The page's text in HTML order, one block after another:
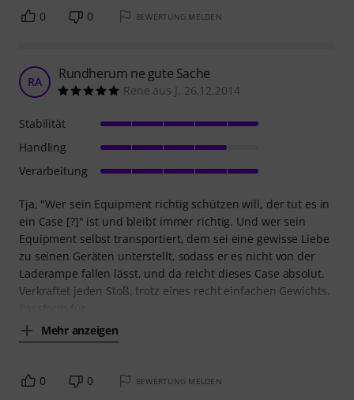
0 0 BEWERTUNG MELDEN
RA Rundherum ne gute Sache
Rene aus J. 26.12.2014
Tja, "Wer sein Equipment richtig schützen will, der tut es in
ein Case [?]" ist und bleibt immer richtig. Und wer sein
Equipment selbst transportiert, dem sei eine gewisse Liebe
zu seinen Geräten unterstellt, sodass er es nicht von der
Laderampe fallen lässt, und da reicht dieses Case absolut.
Verkraftet jeden Stoß, trotz eines recht einfachen Gewichts.
Mehr anzeigen
Stabilität
Handling
Verarbeitung
0 0 BEWERTUNG MELDEN